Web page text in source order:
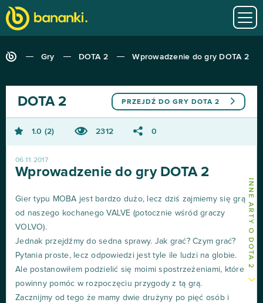
Gry DOTA 2 Wprowadzenie do gry DOTA 2
INNE ARTY O DOTA 2
PRZEJDŹ DO GRY DOTA 2
DOTA 2
1.0 2 2312 0
06.11.2017
Wprowadzenie do gry DOTA 2
Gier typu MOBA jest bardzo dużo, lecz dziś zajmiemy się grą
od naszego kochanego VALVE (potocznie wśród graczy
VOLVO).
Jednak przejdźmy do sedna sprawy. Jak grać? Czym grać?
Pytania proste, lecz odpowiedzi jest tyle ile ludzi na globie.
Ale postanowiłem podzielić się moimi spostrzeżeniami, które
powinny pomóc w rozpoczęciu przygody z tą grą.
Zacznijmy od tego że mamy dwie drużyny po pięć osób i